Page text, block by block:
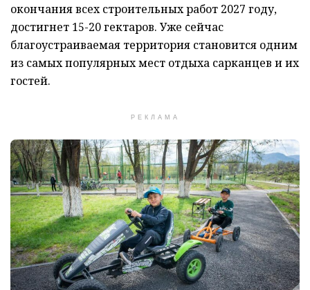
окончания всех строительных работ 2027 году,
достигнет 15-20 гектаров. Уже сейчас
благоустраиваемая территория становится одним
из самых популярных мест отдыха сарканцев и их
гостей.
РЕКЛАМА